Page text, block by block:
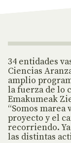
34 entidades
Ciencias
amplio
la fuerza de lo
Emakumeak
“Somos marea
proyecto y el
recorriendo.
las distintas